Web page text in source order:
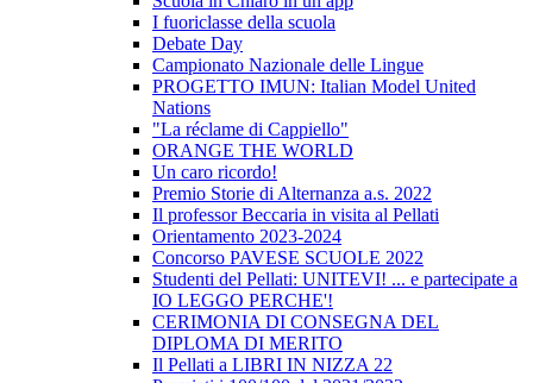
I fuoriclasse della scuola
Debate Day
Campionato Nazionale delle Lingue
PROGETTO IMUN: Italian Model United
Nations
"La réclame di Cappiello"
ORANGE THE WORLD
Un caro ricordo!
Premio Storie di Alternanza a.s. 2022
Il professor Beccaria in visita al Pellati
Orientamento 2023-2024
Concorso PAVESE SCUOLE 2022
Studenti del Pellati: UNITEVI! ... e partecipate a
IO LEGGO PERCHE'!
CERIMONIA DI CONSEGNA DEL
DIPLOMA DI MERITO
Il Pellati a LIBRI IN NIZZA 22